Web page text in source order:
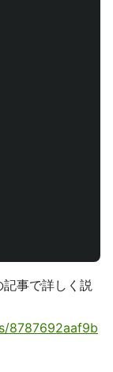
事で詳しく説
8787692aaf9b